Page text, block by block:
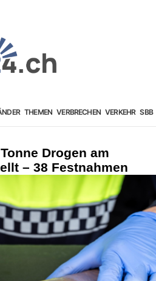
THEMEN VERBRECHEN VERKEHR SBB
Drogen am
– 38 Festnahmen